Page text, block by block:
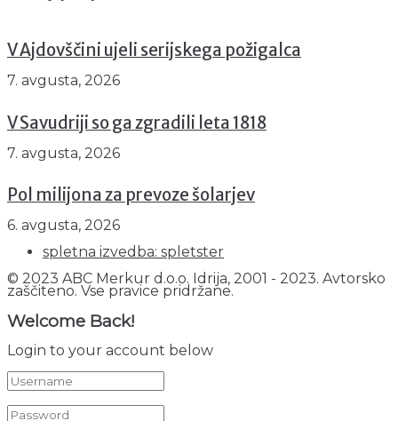
V Ajdovščini ujeli serijskega požigalca
7. avgusta, 2026
V Savudriji so ga zgradili leta 1818
7. avgusta, 2026
Pol milijona za prevoze šolarjev
6. avgusta, 2026
spletna izvedba: spletster
© 2023 ABC Merkur d.o.o. Idrija, 2001 - 2023. Avtorsko
zaščiteno. Vse pravice pridržane.
Welcome Back!
Login to your account below